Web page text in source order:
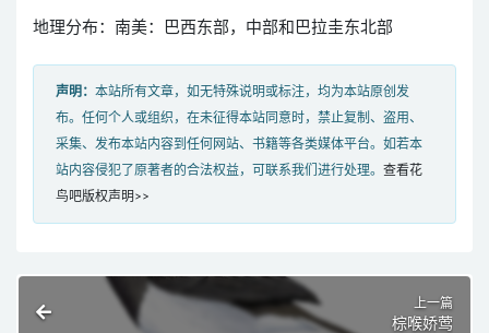
地理分布：南美：巴西东部，中部和巴拉圭东北部
声明： 本站所有文章，如无特殊说明或标注，均为本站原创发
布。任何个人或组织，在未征得本站同意时，禁止复制、盗用、
采集、发布本站内容到任何网站、书籍等各类媒体平台。如若本
站内容侵犯了原著者的合法权益，可联系我们进行处理。 查看花
鸟吧版权声明>>
上一篇
棕喉娇莺